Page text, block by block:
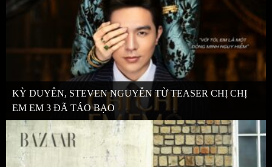
KỲ DUYÊN, STEVEN NGUYỄN TỪ TEASER CHỊ CHỊ
EM EM 3 ĐÃ TÁO BẠO